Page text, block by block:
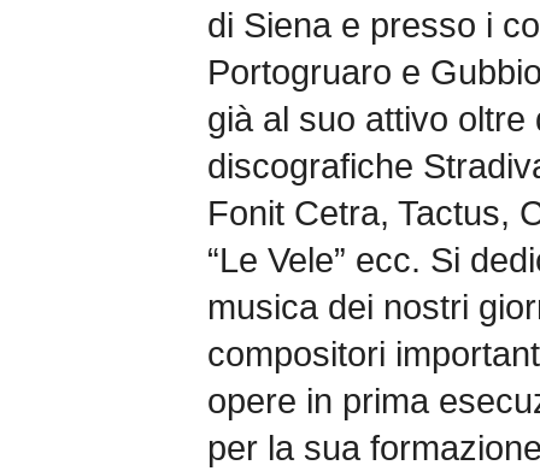
di Siena e presso i
Portogruaro e
già al suo attivo
discografiche
Fonit Cetra, Tactus,
“Le Vele” ecc. Si
musica dei nostri
compositori
opere in prima
per la sua